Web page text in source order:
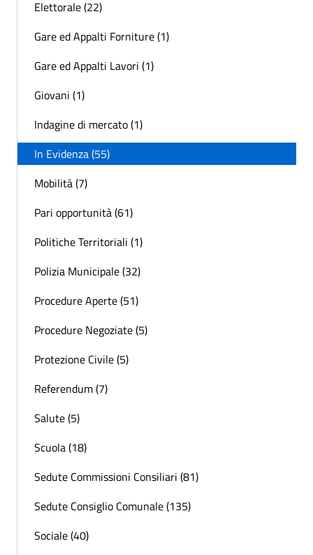
Elettorale (22)
Gare ed Appalti Forniture (1)
Gare ed Appalti Lavori (1)
Giovani (1)
Indagine di mercato (1)
In Evidenza (55)
Mobilità (7)
Pari opportunità (61)
Politiche Territoriali (1)
Polizia Municipale (32)
Procedure Aperte (51)
Procedure Negoziate (5)
Protezione Civile (5)
Referendum (7)
Salute (5)
Scuola (18)
Sedute Commissioni Consiliari (81)
Sedute Consiglio Comunale (135)
Sociale (40)